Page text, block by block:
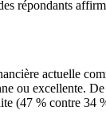
répondants
actuelle
ou excellente.
(47 % contre